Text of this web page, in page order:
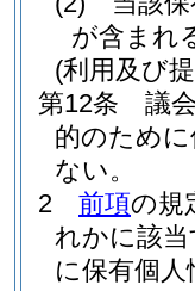
が含まれ
(利用及び
第12条
議
的のため
ない。
2
前項の規
れかに該
に保有個